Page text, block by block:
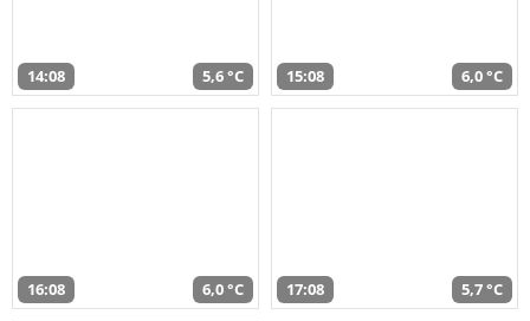
14:08 5,6 °C 15:08 6,0 °C
16:08 6,0 °C 17:08 5,7 °C